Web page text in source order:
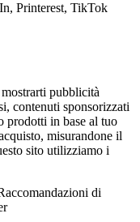
Printerest, TikTok
pubblicità
contenuti sponsorizzati
prodotti in base al tuo
misurandone il
sito utilizziamo i
di